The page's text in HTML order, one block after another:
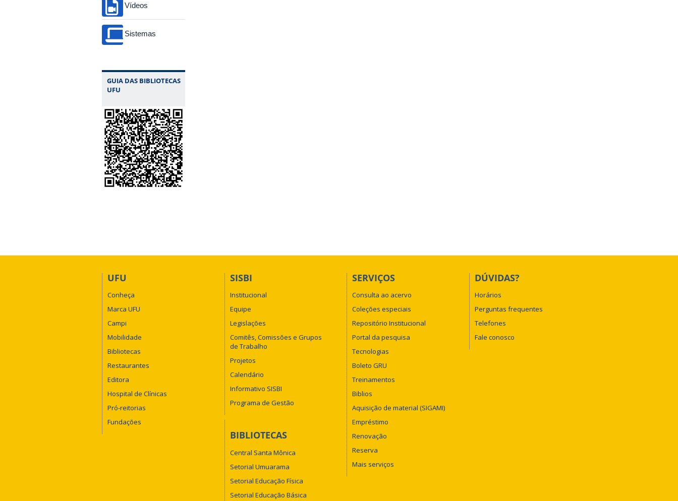
Vídeos
Sistemas
GUIA DAS BIBLIOTECAS
UFU
UFU
Conheça
Marca UFU
Campi
Mobilidade
Bibliotecas
Restaurantes
Editora
Hospital de Clínicas
Pró-reitorias
Fundações
SISBI
Institucional
Equipe
Legislações
Comitês, Comissões e Grupos
de Trabalho
Projetos
Calendário
Informativo SISBI
Programa de Gestão
BIBLIOTECAS
Central Santa Mônica
Setorial Umuarama
Setorial Educação Física
Setorial Educação Básica
SERVIÇOS
Consulta ao acervo
Coleções especiais
Repositório Institucional
Portal da pesquisa
Tecnologias
Boleto GRU
Treinamentos
Biblios
Aquisição de material (SIGAMI)
Empréstimo
Renovação
Reserva
Mais serviços
DÚVIDAS?
Horários
Perguntas frequentes
Telefones
Fale conosco